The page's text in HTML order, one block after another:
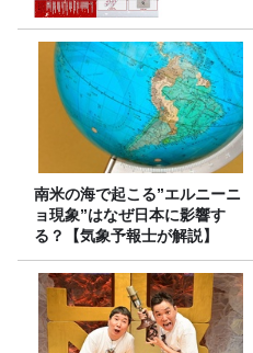
南米の海で起こる”エルニーニ
ョ現象”はなぜ日本に影響す
る？【気象予報士が解説】